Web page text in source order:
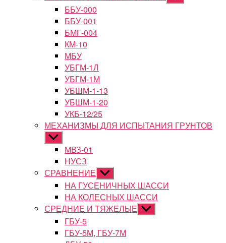
подменю
ББУ-000
ББУ-001
БМГ-004
КМ-10
МБУ
УБГМ-1Л
УБГМ-1М
УБШМ-1-13
УБШМ-1-20
УКБ-12/25
МЕХАНИЗМЫ ДЛЯ ИСПЫТАНИЯ ГРУНТОВ
Показывать
подменюМВЗ-01
НУСЗ
СРАВНЕНИЕ Показывать
подменю
НА ГУСЕНИЧНЫХ ШАССИ
НА КОЛЕСНЫХ ШАССИ
СРЕДНИЕ И ТЯЖЕЛЫЕ Показывать
подменю
ГБУ-5
ГБУ-5М, ГБУ-7М